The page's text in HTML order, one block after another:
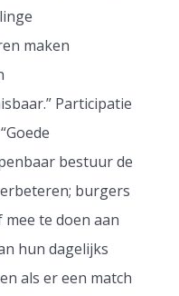
maken
Participatie
bestuur de
burgers
te doen aan
hun dagelijks
als er een match